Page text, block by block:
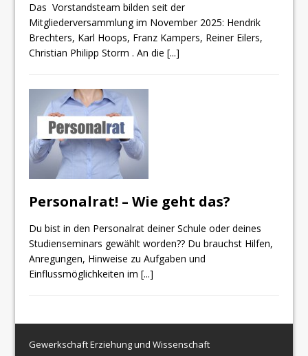
Das Vorstandsteam bilden seit der
Mitgliederversammlung im November 2025: Hendrik
Brechters, Karl Hoops, Franz Kampers, Reiner Eilers,
Christian Philipp Storm . An die[...]
Personalrat! – Wie geht das?
Du bist in den Personalrat deiner Schule oder deines
Studienseminars gewählt worden?? Du brauchst Hilfen,
Anregungen, Hinweise zu Aufgaben und
Einflussmöglichkeiten im[...]
Gewerkschaft Erziehung und Wissenschaft